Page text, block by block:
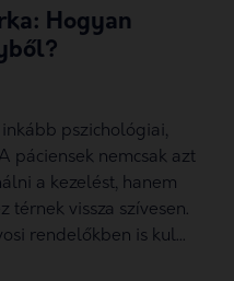
Hogyan
pszichológiai,
páciensek nemcsak azt
a kezelést, hanem
térnek vissza szívesen.
rendelőkben is kul...